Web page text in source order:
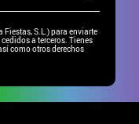
Fiestas, S.L.) para enviarte
a terceros. Tienes
como otros derechos